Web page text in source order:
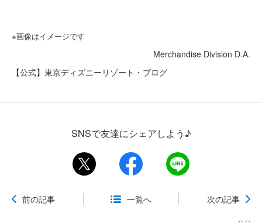
※画像はイメージです
Merchandise Division D.A.
【公式】東京ディズニーリゾート・ブログ
SNSで友達にシェアしよう♪
前の記事 一覧へ 次の記事